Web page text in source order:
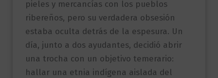
pieles y mercancías con los pueblos
ribereños, pero su verdadera obsesión
estaba oculta detrás de la espesura. Un
día, junto a dos ayudantes, decidió abrir
una trocha con un objetivo temerario:
hallar una etnia indígena aislada del